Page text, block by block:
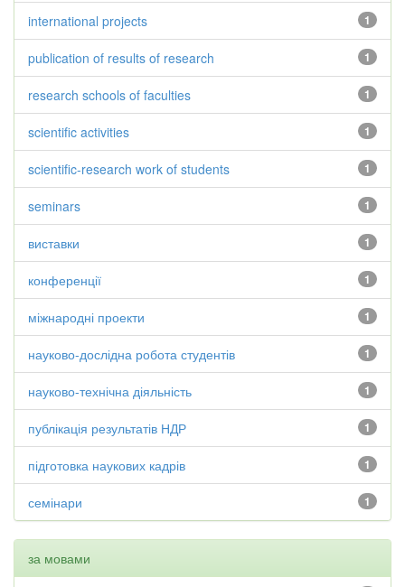
1
international projects
1
publication of results of research
1
research schools of faculties
1
scientific activities
1
scientific-research work of students
1
seminars
1
виставки
1
конференції
1
міжнародні проекти
1
науково-дослідна робота студентів
1
науково-технічна діяльність
1
публікація результатів НДР
1
підготовка наукових кадрів
1
семінари
за мовами